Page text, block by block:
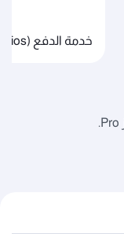
خدمة الدفع (Cash + Avios)